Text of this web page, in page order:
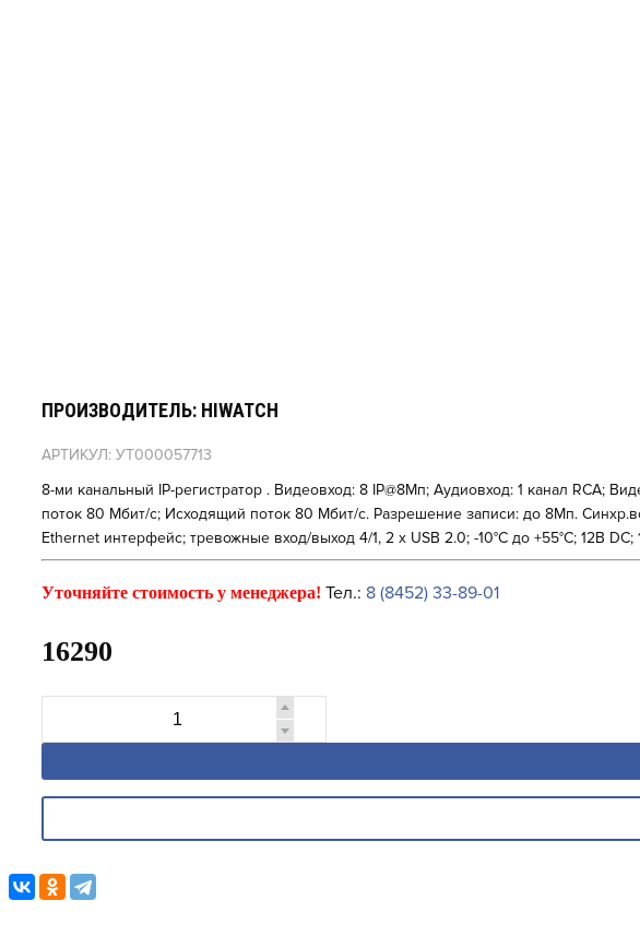
ПРОИЗВОДИТЕЛЬ: HIWATCH
АРТИКУЛ: УТ000057713
8-ми канальный IP-регистратор . Видеовход: 8 IP@8Мп; Аудиовход: 1 канал RCA;
поток 80 Мбит/с; Исходящий поток 80 Мбит/с. Разрешение записи: до 8Мп.
Ethernet интерфейс; тревожные вход/выход 4/1, 2 х USB 2.0; -10°C до +55°C; 12В
Уточняйте стоимость у менеджера! Тел.: 8 (8452) 33-89-01
16290